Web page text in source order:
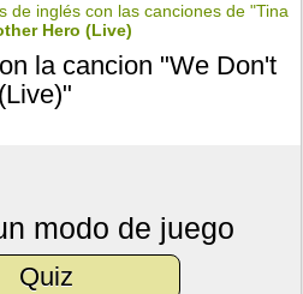
de inglés con las canciones de "Tina
Hero (Live)
la cancion "We Don't
modo de juego
Quiz